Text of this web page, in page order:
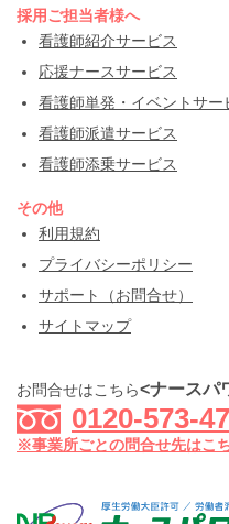
採用ご担当者様へ
看護師紹介サービス
応援ナースサービス
看護師単発・イベントサー
看護師派遣サービス
看護師添乗サービス
その他
利用規約
プライバシーポリシー
サポート（お問合せ）
サイトマップ
お問合せはこちら<ナースパ
0120-573-
※事業所ごとの問合せ先はこ